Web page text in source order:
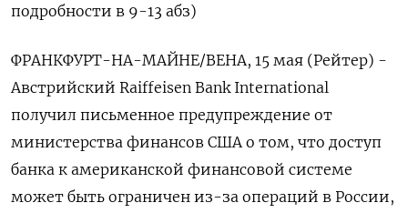
подробности в 9-13 абз)
ФРАНКФУРТ-НА-МАЙНЕ/ВЕНА, 15 мая (Рейтер) -
Австрийский Raiffeisen Bank International
получил письменное предупреждение от
министерства финансов США о том, что доступ
банка к американской финансовой системе
может быть ограничен из-за операций в России,